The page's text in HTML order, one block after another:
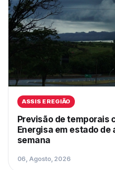
ASSIS E REGIÃO
Previsão de temporais
Energisa em estado de
semana
06, Agosto, 2026